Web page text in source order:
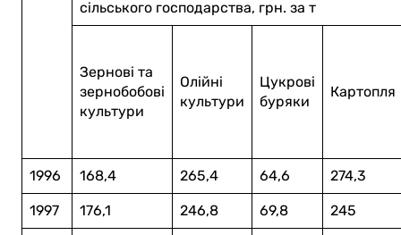
сільського господарства, грн. за т
Зернові та
зернобобові
культури
Олійні
культури
Цукрові
буряки
Картопля
1996 168,4 265,4 64,6 274,3
1997 176,1 246,8 69,8 245